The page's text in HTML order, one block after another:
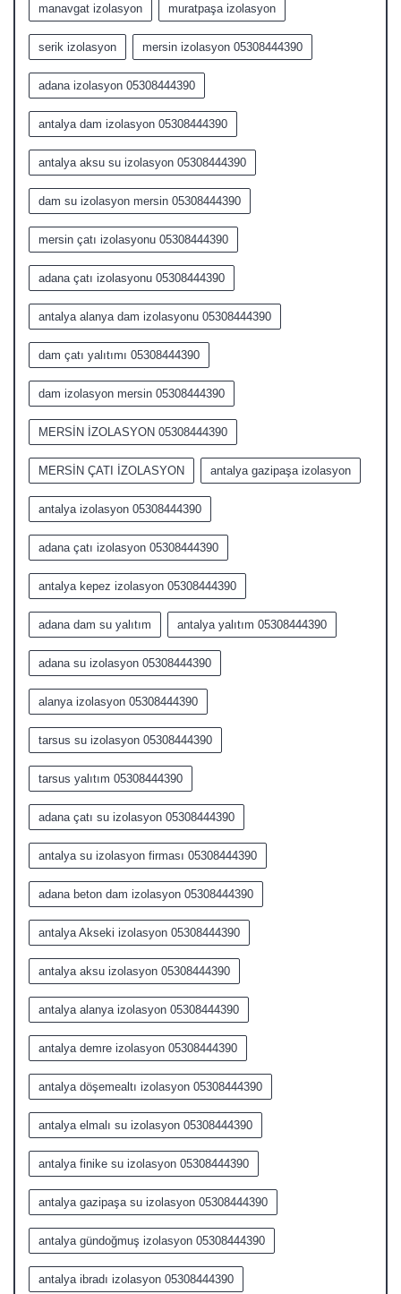
manavgat izolasyon muratpaşa izolasyon
serik izolasyon mersin izolasyon 05308444390
adana izolasyon 05308444390
antalya dam izolasyon 05308444390
antalya aksu su izolasyon 05308444390
dam su izolasyon mersin 05308444390
mersin çatı izolasyonu 05308444390
adana çatı izolasyonu 05308444390
antalya alanya dam izolasyonu 05308444390
dam çatı yalıtımı 05308444390
dam izolasyon mersin 05308444390
MERSİN İZOLASYON 05308444390
MERSİN ÇATI İZOLASYON antalya gazipaşa izolasyon
antalya izolasyon 05308444390
adana çatı izolasyon 05308444390
antalya kepez izolasyon 05308444390
adana dam su yalıtım antalya yalıtım 05308444390
adana su izolasyon 05308444390
alanya izolasyon 05308444390
tarsus su izolasyon 05308444390
tarsus yalıtım 05308444390
adana çatı su izolasyon 05308444390
antalya su izolasyon firması 05308444390
adana beton dam izolasyon 05308444390
antalya Akseki izolasyon 05308444390
antalya aksu izolasyon 05308444390
antalya alanya izolasyon 05308444390
antalya demre izolasyon 05308444390
antalya döşemealtı izolasyon 05308444390
antalya elmalı su izolasyon 05308444390
antalya finike su izolasyon 05308444390
antalya gazipaşa su izolasyon 05308444390
antalya gündoğmuş izolasyon 05308444390
antalya ibradı izolasyon 05308444390